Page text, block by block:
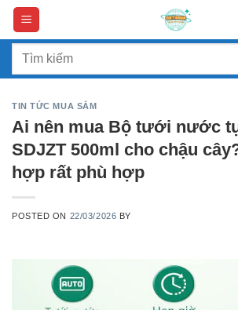
Skip
content
Search
TIN TỨC MUA SẮM
Ai nên mua Bộ tưới nước
SDJZT 500ml cho chậu
hợp rất phù hợp
POSTED ON 22/03/2026 BY